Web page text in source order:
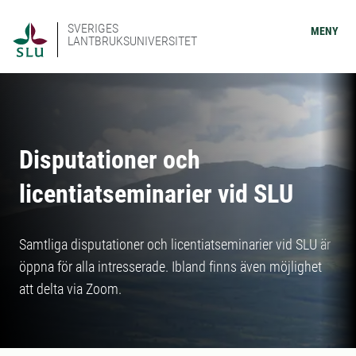
SVERIGES
LANTBRUKSUNIVERSITET
MENY
Disputationer och
licentiatseminarier vid SLU
Samtliga disputationer och licentiatseminarier vid SLU är
öppna för alla intresserade. Ibland finns även möjlighet
att delta via Zoom.